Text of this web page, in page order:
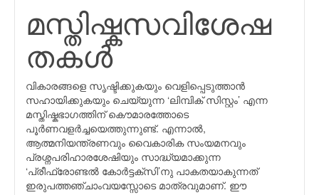
മസ്തിഷ്കസവിശേഷ
തകള്‍
വികാരങ്ങളെ സൃഷ്ടിക്കുകയും വെളിപ്പെടുത്താന്‍
സഹായിക്കുകയും ചെയ്യുന്ന ‘ലിമ്പിക് സിസ്റ്റം’ എന്ന
മസ്തിഷ്കഭാഗത്തിന് കൌമാരത്തോടെ
പൂര്‍ണവളര്‍ച്ചയെത്തുന്നുണ്ട്. എന്നാല്‍,
ആത്മനിയന്ത്രണവും വൈകാരിക സംയമനവും
പ്രശ്നപരിഹാരശേഷിയും സാദ്ധ്യമാക്കുന്ന
‘പ്രീഫ്രോണ്ടല്‍ കോര്‍ട്ടക്സി’നു പാകതയാകുന്നത്
ഇരുപത്തഞ്ചാംവയസ്സോടെ മാത്രവുമാണ്. ഈ